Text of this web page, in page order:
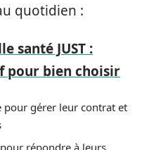
quotidien :
santé JUST :
pour bien choisir
pour gérer leur contrat et
répondre à leurs